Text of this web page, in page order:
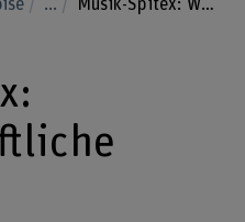
... Musik-Spitex: Wissenschaftliche Begleitung